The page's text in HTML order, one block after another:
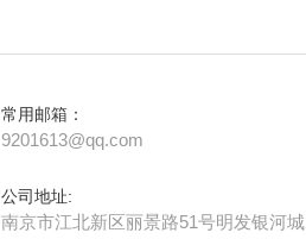
常用邮箱：
9201613@qq.com
公司地址:
南京市江北新区丽景路51号明发银河城